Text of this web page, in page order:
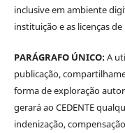
inclusive em ambiente
instituição e as licenças
PARÁGRAFO ÚNICO:A
publicação,
forma de exploração
gerará ao CEDENTE
indenização,